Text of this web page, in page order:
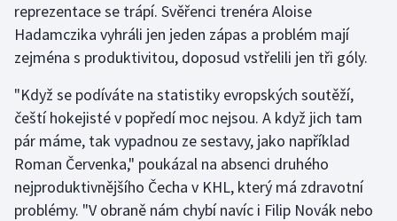
Moderní pětiboj
Olympijské hry
Parasport
Plavání
reprezentace se trápí. Svěřenci trenéra Aloise
Hadamczika vyhráli jen jeden zápas a problém mají
zejména s produktivitou, doposud vstřelili jen tři góly.
"Když se podíváte na statistiky evropských soutěží,
čeští hokejisté v popředí moc nejsou. A když jich tam
pár máme, tak vypadnou ze sestavy, jako například
Roman Červenka," poukázal na absenci druhého
nejproduktivnějšího Čecha v KHL, který má zdravotní
problémy. "V obraně nám chybí navíc i Filip Novák nebo